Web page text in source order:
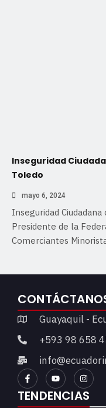
Inseguridad
Toledo
mayo 6, 2024
Inseguridad
Presidente de la
Comerciantes
Guayaquil -
+593 98 658
TENDENCIAS